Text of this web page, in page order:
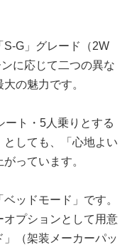
S-G」グレード（2W
に応じて二つの異な
の魅力です。
ート・5人乗りとする
しても、「心地よい
っています。
ッドモード」です。
オプションとして用意
（架装メーカーパッ